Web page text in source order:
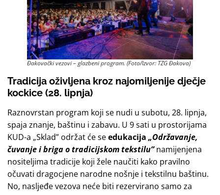
Đakovački vezovi – glazbeni program. (Foto/Izvor: TZG Đakova)
Tradicija oživljena kroz najomiljenije dječje
kockice (28. lipnja)
Raznovrstan program koji se nudi u subotu, 28. lipnja,
spaja znanje, baštinu i zabavu. U 9 sati u prostorijama
KUD-a „Sklad” održat će seedukacija „Održavanje,
čuvanje i briga o tradicijskom tekstilu”namijenjena
nositeljima tradicije koji žele naučiti kako pravilno
očuvati dragocjene narodne nošnje i tekstilnu baštinu.
No, nasljeđe vezova neće biti rezervirano samo za